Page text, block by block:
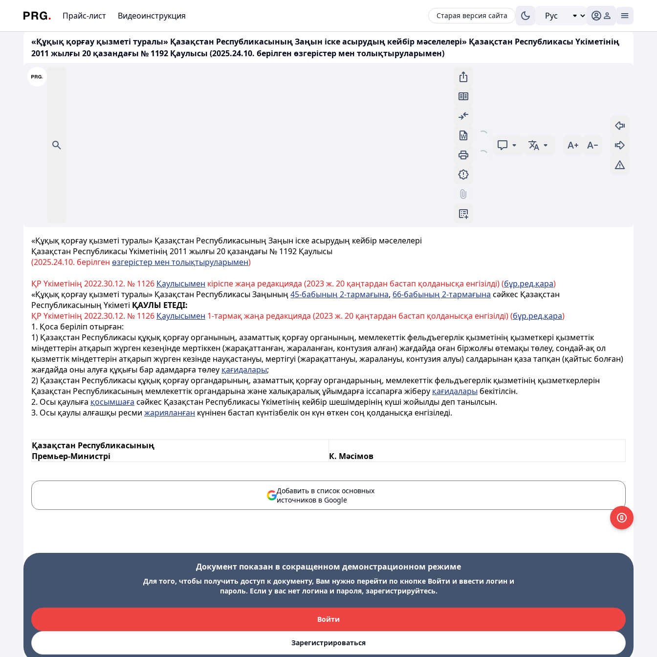
Прайс-лист Видеоинструкция Старая версия сайта
«Құқық қорғау қызметі туралы» Қазақстан Республикасының Заңын іске асырудың кейбір мәселелері» Қазақстан Республикасы Үкіметінің
2011 жылғы 20 қазандағы № 1192 Қаулысы (2025.24.10. берілген өзгерістер мен толықтыруларымен)
«Құқық қорғау қызметі туралы» Қазақстан Республикасының Заңын іске асырудың кейбір мәселелері
Қазақстан Республикасы Үкіметінің 2011 жылғы 20 қазандағы № 1192 Қаулысы
(2025.24.10. берілген өзгерістер мен толықтыруларымен)
ҚР Үкіметінің 2022.30.12. № 1126 Қаулысымен кіріспе жаңа редакцияда (2023 ж. 20 қаңтардан бастап қолданысқа енгізілді) (бұр.ред.қара)
«Құқық қорғау қызметі туралы» Қазақстан Республикасы Заңының45-бабының 2-тармағына, 66-бабының 2-тармағына сәйкес Қазақстан
Республикасының Үкіметі ҚАУЛЫ ЕТЕДІ:
ҚР Үкіметінің 2022.30.12. № 1126 Қаулысымен 1-тармақ жаңа редакцияда (2023 ж. 20 қаңтардан бастап қолданысқа енгізілді) (бұр.ред.қара)
1. Қоса беріліп отырған:
1) Қазақстан Республикасы құқық қорғау органының, азаматтық қорғау органының, мемлекеттік фельдъегерлік қызметінің қызметкері қызметтік
міндеттерін атқарып жүрген кезеңінде мертіккен (жарақаттанған, жараланған, контузия алған) жағдайда оған біржолғы өтемақы төлеу, сондай-ақ ол
қызметтік міндеттерін атқарып жүрген кезінде науқастануы, мертігуі (жарақаттануы, жаралануы, контузия алуы) салдарынан қаза тапқан (қайтыс болған)
жағдайда оны алуға құқығы бар адамдарға төлеу қағидалары;
2) Қазақстан Республикасы құқық қорғау органдарының, азаматтық қорғау органдарының, мемлекеттік фельдъегерлік қызметінің қызметкерлерін
Қазақстан Республикасының мемлекеттік органдарына және халықаралық ұйымдарға іссапарға жіберу қағидалары бекітілсін.
2. Осы қаулыға қосымшаға сәйкес Қазақстан Республикасы Үкіметінің кейбір шешімдерінің күші жойылды деп танылсын.
3. Осы қаулы алғашқы ресми жарияланған күнінен бастап күнтізбелік он күн өткен соң қолданысқа енгізіледі.
Қазақстан Республикасының
Премьер-Министрі
К. Мәсімов
Добавить в список основных
источников в Google
Документ показан в сокращенном демонстрационном режиме
Для того, чтобы получить доступ к документу, Вам нужно перейти по кнопке Войти и ввести логин и
пароль. Если у вас нет логина и пароля, зарегистрируйтесь.
Войти
Зарегистрироваться